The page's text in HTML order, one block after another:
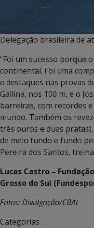
Delegação brasileira de
“Foi um sucesso porque
continental. Foi uma
e destaques nas provas
Gallina, nos 100 m, e o
barreiras, com recordes
mundo. Também os
três ouros e duas
de meio fundo e fundo
Pereira dos Santos,
Lucas Castro –
Grosso do Sul
Fotos: Divulgação/CBAt
Categorias :